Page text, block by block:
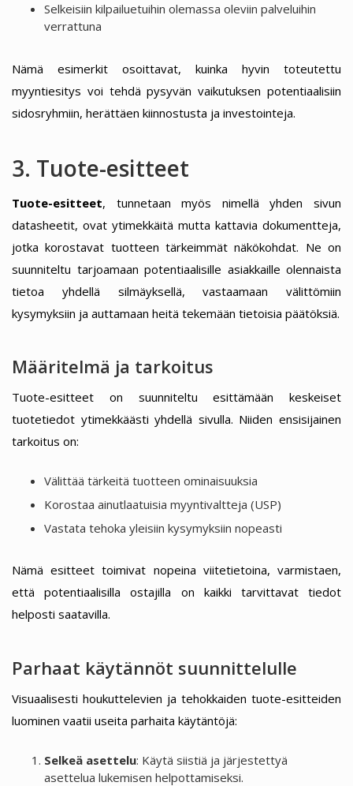
Selkeisiin kilpailuetuihin olemassa oleviin palveluihin
verrattuna
Nämä esimerkit osoittavat, kuinka hyvin toteutettu
myyntiesitys voi tehdä pysyvän vaikutuksen potentiaalisiin
sidosryhmiin, herättäen kiinnostusta ja investointeja.
3. Tuote-esitteet
Tuote-esitteet, tunnetaan myös nimellä yhden sivun
datasheetit, ovat ytimekkäitä mutta kattavia dokumentteja,
jotka korostavat tuotteen tärkeimmät näkökohdat. Ne on
suunniteltu tarjoamaan potentiaalisille asiakkaille olennaista
tietoa yhdellä silmäyksellä, vastaamaan välittömiin
kysymyksiin ja auttamaan heitä tekemään tietoisia päätöksiä.
Määritelmä ja tarkoitus
Tuote-esitteet on suunniteltu esittämään keskeiset
tuotetiedot ytimekkäästi yhdellä sivulla. Niiden ensisijainen
tarkoitus on:
Välittää tärkeitä tuotteen ominaisuuksia
Korostaa ainutlaatuisia myyntivaltteja (USP)
Vastata tehoka yleisiin kysymyksiin nopeasti
Nämä esitteet toimivat nopeina viitetietoina, varmistaen,
että potentiaalisilla ostajilla on kaikki tarvittavat tiedot
helposti saatavilla.
Parhaat käytännöt suunnittelulle
Visuaalisesti houkuttelevien ja tehokkaiden tuote-esitteiden
luominen vaatii useita parhaita käytäntöjä:
Selkeä asettelu: Käytä siistiä ja järjestettyä
asettelua lukemisen helpottamiseksi.